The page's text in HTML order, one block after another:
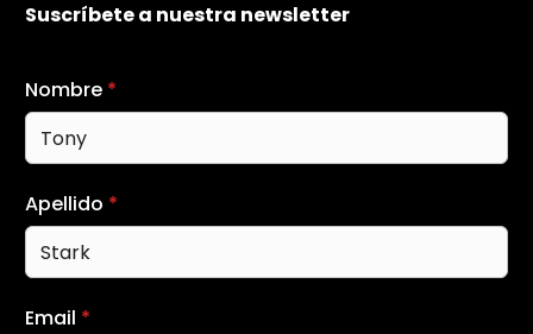
Suscríbete a nuestra newsletter
Nombre *
Apellido *
Email *